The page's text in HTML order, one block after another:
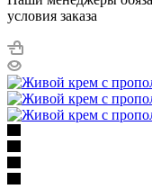
условия заказа